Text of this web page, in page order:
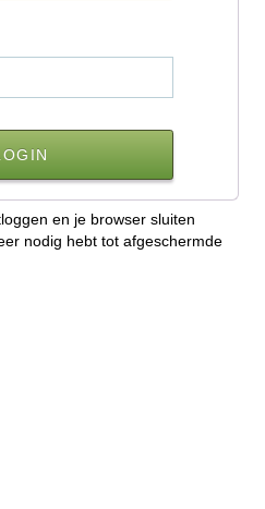
en je browser sluiten
nodig hebt tot afgeschermde